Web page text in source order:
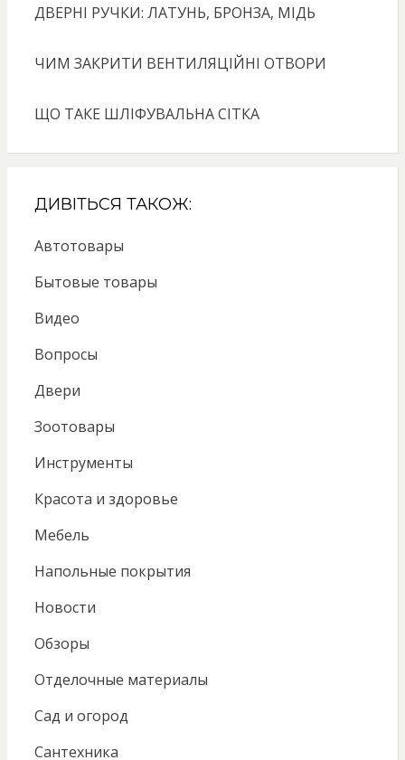
ДВЕРНІ РУЧКИ: ЛАТУНЬ, БРОНЗА, МІДЬ
ЧИМ ЗАКРИТИ ВЕНТИЛЯЦІЙНІ ОТВОРИ
ЩО ТАКЕ ШЛІФУВАЛЬНА СІТКА
ДИВІТЬСЯ ТАКОЖ:
Автотовары
Бытовые товары
Видео
Вопросы
Двери
Зоотовары
Инструменты
Красота и здоровье
Мебель
Напольные покрытия
Новости
Обзоры
Отделочные материалы
Сад и огород
Сантехника